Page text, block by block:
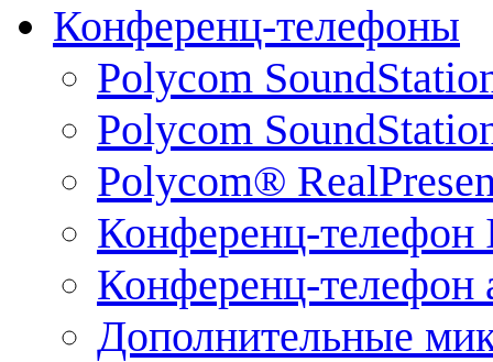
Конференц-телефоны
Polycom
Polycom
Polycom®
Конференц-телефон
Конференц-телефон
Дополнительные